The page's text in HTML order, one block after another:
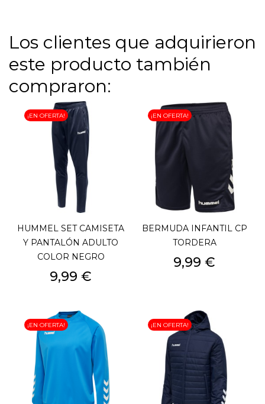
Los clientes que adquirieron
este producto también
compraron:
HUMMEL SET CAMISETA
Y PANTALÓN ADULTO
COLOR NEGRO
Precio
9,99 €
¡EN OFERTA!
BERMUDA INFANTIL CP
TORDERA
Precio
9,99 €
¡EN OFERTA!
¡EN OFERTA! ¡EN OFERTA!